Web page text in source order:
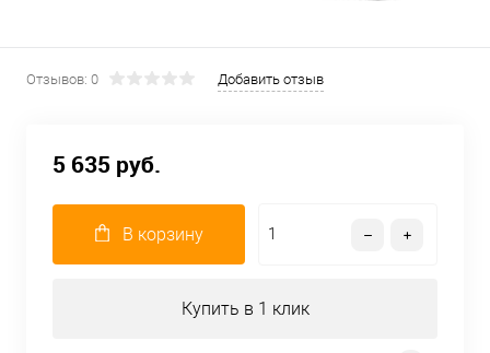
Отзывов: 0 Добавить отзыв
5 635 руб.
В корзину
Купить в 1 клик